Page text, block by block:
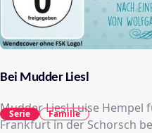
Bei Mudder Liesl
Mudder Liesl Luise Hempel
Frankfurt in der Schorsch
Serie Familie